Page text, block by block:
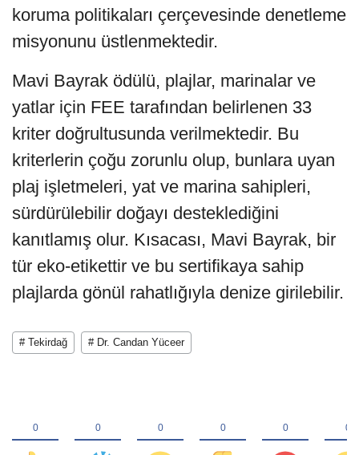
koruma politikaları çerçevesinde denetleme
misyonunu üstlenmektedir.
Mavi Bayrak ödülü, plajlar, marinalar ve
yatlar için FEE tarafından belirlenen 33
kriter doğrultusunda verilmektedir. Bu
kriterlerin çoğu zorunlu olup, bunlara uyan
plaj işletmeleri, yat ve marina sahipleri,
sürdürülebilir doğayı desteklediğini
kanıtlamış olur. Kısacası, Mavi Bayrak, bir
tür eko-etikettir ve bu sertifikaya sahip
plajlarda gönül rahatlığıyla denize girilebilir.
# Tekirdağ # Dr. Candan Yüceer